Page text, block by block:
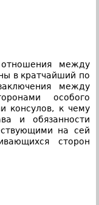
отношения между
в кратчайший по
между
особого
консулов, к чему
и обязанности
на сей
сторон